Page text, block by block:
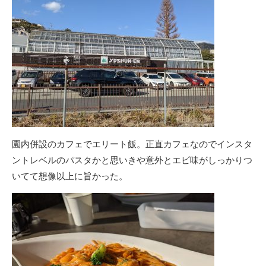
園内併設のカフェでエリート飯。正直カフェなのでインスタ
ントレベルのパスタかと思いきや意外とエビ味がしっかりつ
いてて想像以上に旨かった。